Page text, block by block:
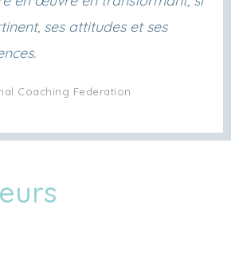
ses attitudes et ses
Coaching Federation